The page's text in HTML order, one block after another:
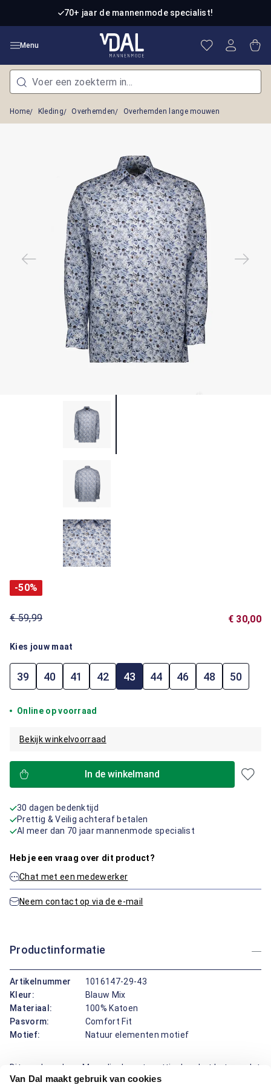
Van Dal maakt gebruik van cookies
Ga naar de hoofdinhoud70+ jaar de mannenmode specialist!
Menu Je hebt 0
Home Kleding Overhemden Overhemden lange mouwen
-50%
€ 59,99 € 30,00
Kies jouw maat
39 40 41 42 43 44 46 48 50
Online op voorraad
Bekijk winkelvoorraad
In de winkelmand
30 dagen bedenktijd
Prettig & Veilig achteraf betalen
Al meer dan 70 jaar mannenmode specialist
Heb je een vraag over dit product?
Chat met een medewerker
Neem contact op via de e-mail
Productinformatie
Artikelnummer
1016147-29-43
Kleur:
Blauw Mix
Materiaal:
100% Katoen
Pasvorm:
Comfort Fit
Motief:
Natuur elementen motief
Dit overhemd van Marvelis draagt prettig door het katoen, dat
luchtig aanvoelt, vocht opneemt en lang fris blijft. De